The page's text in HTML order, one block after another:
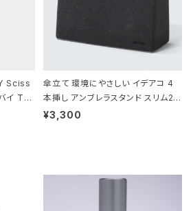
Sciss
イ TL
傘立て 環境にやさしい イデアコ 4
本挿し アンブレラスタンド スリム2 i
deaco Umbrella Stand slim2 s
¥3,300